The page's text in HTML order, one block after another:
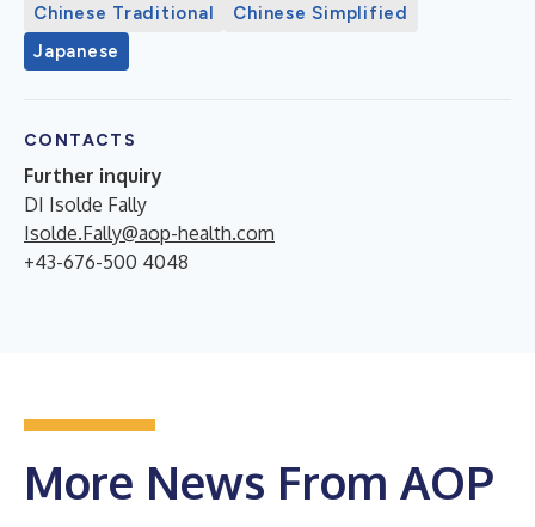
Chinese Traditional
Chinese Simplified
Japanese
CONTACTS
Further inquiry
DI Isolde Fally
Isolde.Fally@aop-health.com
+43-676-500 4048
More News From AOP